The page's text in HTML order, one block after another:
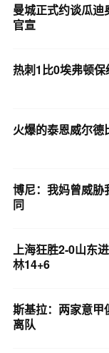
曼城正式约谈瓜
官宣
热刺1比0埃弗顿
火爆的泰恩威尔
博尼：我妈曾威胁
同
上海狂胜2-0山东
林14+6
斯基拉：两家意甲
离队